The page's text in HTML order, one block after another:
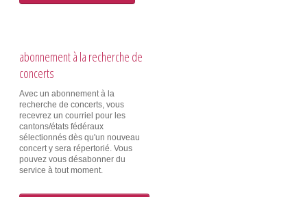
abonnement à la recherche de
concerts
Avec un abonnement à la
recherche de concerts, vous
recevrez un courriel pour les
cantons/états fédéraux
sélectionnés dès qu'un nouveau
concert y sera répertorié. Vous
pouvez vous désabonner du
service à tout moment.